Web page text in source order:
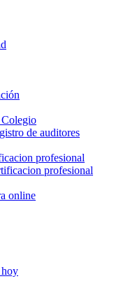
Colegio
de auditores
profesional
profesional
online
hoy